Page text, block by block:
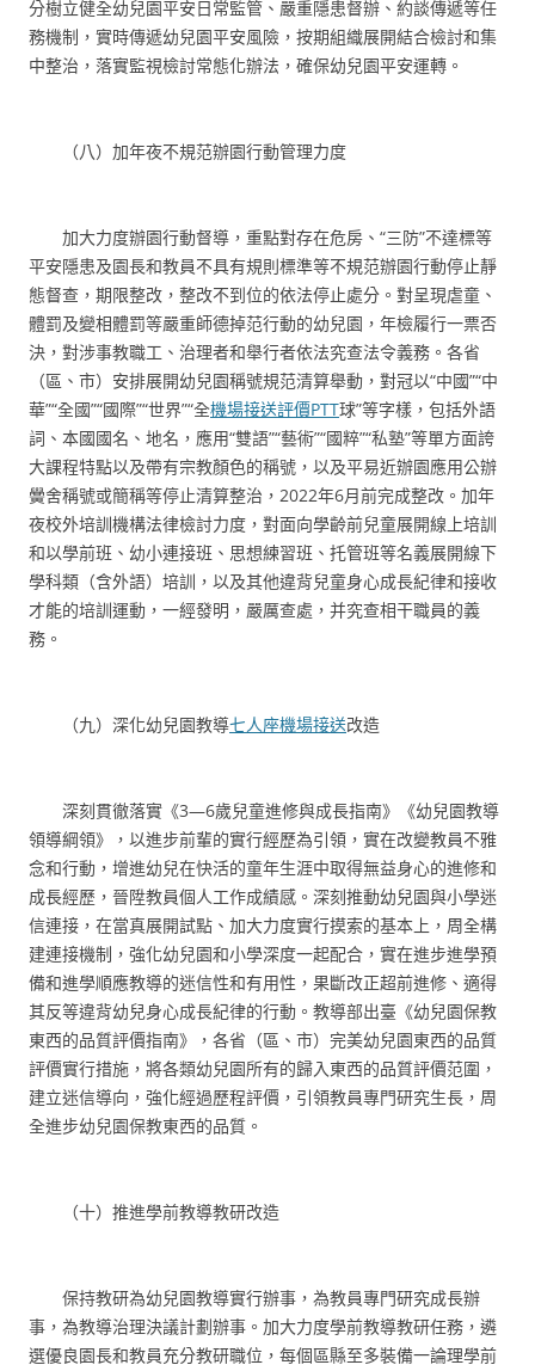
分樹立健全幼兒園平安日常監管、嚴重隱患督辦、約談傳遞等任
務機制，實時傳遞幼兒園平安風險，按期組織展開結合檢討和集
中整治，落實監視檢討常態化辦法，確保幼兒園平安運轉。
（八）加年夜不規范辦園行動管理力度
加大力度辦園行動督導，重點對存在危房、“三防”不達標等
平安隱患及園長和教員不具有規則標準等不規范辦園行動停止靜
態督查，期限整改，整改不到位的依法停止處分。對呈現虐童、
體罰及變相體罰等嚴重師德掉范行動的幼兒園，年檢履行一票否
決，對涉事教職工、治理者和舉行者依法究查法令義務。各省
（區、市）安排展開幼兒園稱號規范清算舉動，對冠以“中國”“中
華”“全國”“國際”“世界”“全機場接送評價PTT球”等字樣，包括外語
詞、本國國名、地名，應用“雙語”“藝術”“國粹”“私塾”等單方面誇
大課程特點以及帶有宗教顏色的稱號，以及平易近辦園應用公辦
黌舍稱號或簡稱等停止清算整治，2022年6月前完成整改。加年
夜校外培訓機構法律檢討力度，對面向學齡前兒童展開線上培訓
和以學前班、幼小連接班、思想練習班、托管班等名義展開線下
學科類（含外語）培訓，以及其他違背兒童身心成長紀律和接收
才能的培訓運動，一經發明，嚴厲查處，并究查相干職員的義
務。
（九）深化幼兒園教導七人座機場接送改造
深刻貫徹落實《3—6歲兒童進修與成長指南》《幼兒園教導
領導綱領》，以進步前輩的實行經歷為引領，實在改變教員不雅
念和行動，增進幼兒在快活的童年生涯中取得無益身心的進修和
成長經歷，晉陞教員個人工作成績感。深刻推動幼兒園與小學迷
信連接，在當真展開試點、加大力度實行摸索的基本上，周全構
建連接機制，強化幼兒園和小學深度一起配合，實在進步進學預
備和進學順應教導的迷信性和有用性，果斷改正超前進修、適得
其反等違背幼兒身心成長紀律的行動。教導部出臺《幼兒園保教
東西的品質評價指南》，各省（區、市）完美幼兒園東西的品質
評價實行措施，將各類幼兒園所有的歸入東西的品質評價范圍，
建立迷信導向，強化經過歷程評價，引領教員專門研究生長，周
全進步幼兒園保教東西的品質。
（十）推進學前教導教研改造
保持教研為幼兒園教導實行辦事，為教員專門研究成長辦
事，為教導治理決議計劃辦事。加大力度學前教導教研任務，遴
選優良園長和教員充分教研職位，每個區縣至多裝備一論理學前